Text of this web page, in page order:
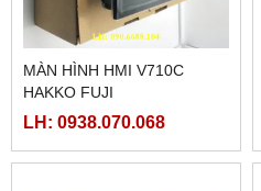
MÀN HÌNH HMI V710C
HAKKO FUJI
LH: 0938.070.068